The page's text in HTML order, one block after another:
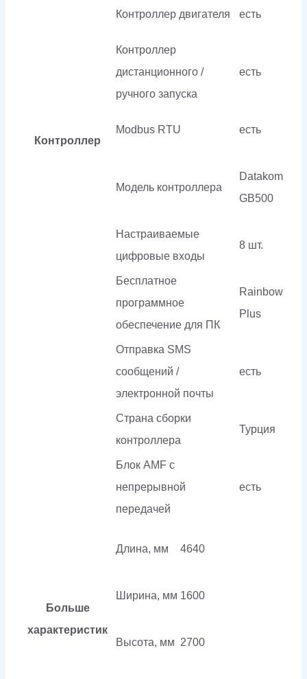
Контроллер
Контроллер двигателя есть
Контроллер
дистанционного /
ручного запуска
есть
Modbus RTU есть
Модель контроллера
Datakom
GB500
Настраиваемые
цифровые входы
8 шт.
Бесплатное
программное
обеспечение для ПК
Rainbow
Plus
Отправка SMS
сообщений /
электронной почты
есть
Страна сборки
контроллера
Турция
Блок AMF с
непрерывной
передачей
есть
Больше
характеристик
Длина, мм 4640
Ширина, мм 1600
Высота, мм 2700